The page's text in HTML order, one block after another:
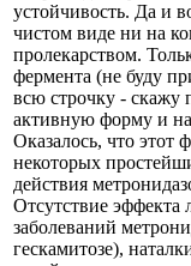
устойчивость. Да и
чистом виде ни на
пролекарством.
фермента (не буду
всю строчку - скажу
активную форму и
Оказалось, что этот
некоторых
действия
Отсутствие эффекта
заболеваний
гескамитозе),